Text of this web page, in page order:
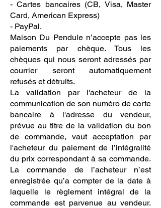
- Cartes bancaires (CB, Visa, Master
Card, American Express)
- PayPal.
Maison Du Pendule n’accepte pas les
paiements par chèque. Tous les
chèques qui nous seront adressés par
courrier seront automatiquement
refusés et détruits.
La validation par l'acheteur de la
communication de son numéro de carte
bancaire à l'adresse du vendeur,
prévue au titre de la validation du bon
de commande, vaut acceptation par
l'acheteur du paiement de l’intégralité
du prix correspondant à sa commande.
La commande de l’acheteur n’est
enregistrée qu’a compter de la date à
laquelle le règlement intégral de la
commande est parvenue au vendeur.